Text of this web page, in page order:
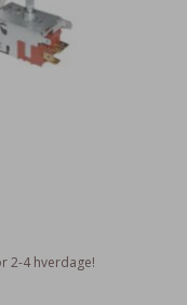
2-4 hverdage!